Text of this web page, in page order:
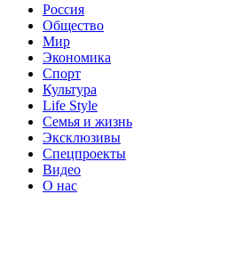
Россия
Общество
Мир
Экономика
Спорт
Культура
Life Style
Семья и жизнь
Эксклюзивы
Спецпроекты
Видео
О нас